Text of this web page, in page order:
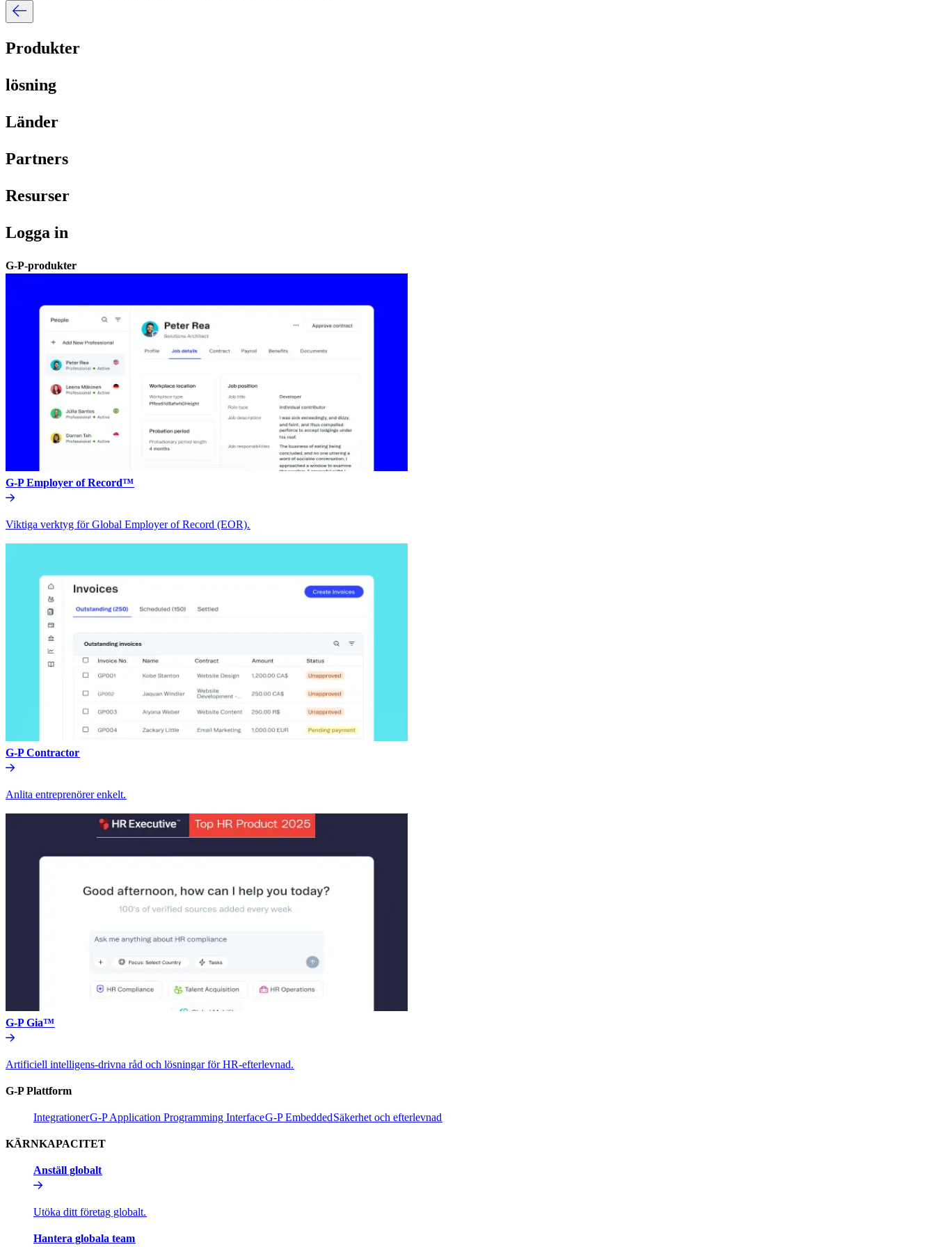
Produkter​​
lösning​​
Länder​​
Partners​​
Resurser​​
Logga in​​
G-P-produkter​​
G-P Employer of Record™​​
Viktiga verktyg för Global Employer of Record (EOR).​​
G-P Contractor​​
Anlita entreprenörer enkelt.​​
G-P Gia™​​
Artificiell intelligens-drivna råd och lösningar för HR-efterlevnad.​​
G-P Plattform​​
Integrationer​​G-P Application Programming Interface​​G-P Embedded​​Säkerhet och efterlevnad​​
KÄRNKAPACITET​​
Anställ globalt​​
Utöka ditt företag globalt.​​
Hantera globala team​​